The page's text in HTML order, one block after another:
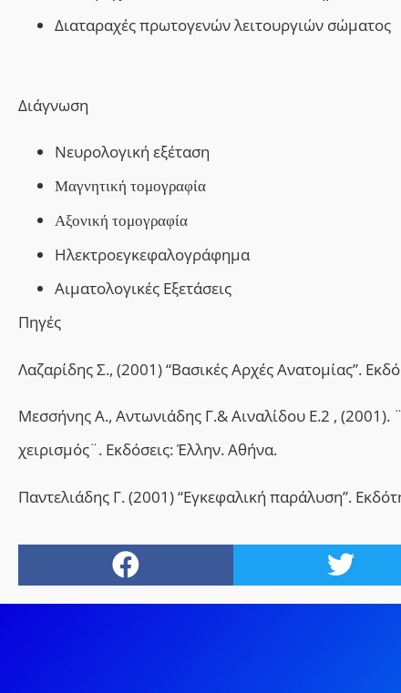
Διαταραχές πρωτογενών λειτουργιών σώματος
Διάγνωση
Νευρολογική εξέταση
Μαγνητική τομογραφία
Αξονική τομογραφία
Ηλεκτροεγκεφαλογράφημα
Αιματολογικές Εξετάσεις
Πηγές
Λαζαρίδης Σ., (2001) “Βασικές Αρχές Ανατομίας”.
Μεσσήνης Α., Αντωνιάδης Γ.& Αιναλίδου Ε.2 , (2001).
χειρισμός¨. Εκδόσεις: Έλλην. Αθήνα.
Παντελιάδης Γ. (2001) “Εγκεφαλική παράλυση”.